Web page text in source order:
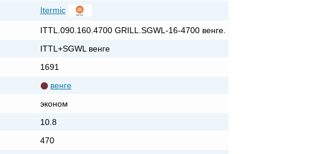
Itermic
ITTL.090.160.4700 GRILL.SGWL-16-4700 венге.
ITTL+SGWL венге
1691
венге
эконом
10.8
470